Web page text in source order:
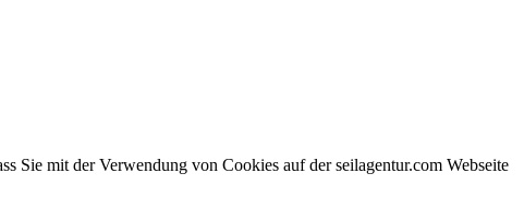
Sie mit der Verwendung von Cookies auf der seilagentur.com Webseite